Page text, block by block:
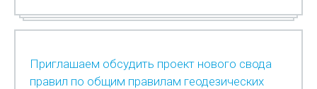
Приглашаем обсудить проект нового свода
правил по общим правилам геодезических